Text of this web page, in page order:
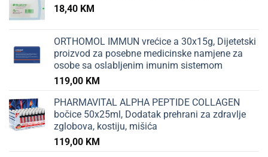
18,40 KM
ORTHOMOL IMMUN vrećice a 30x15g, Dijetetski
proizvod za posebne medicinske namjene za
osobe sa oslabljenim imunim sistemom
119,00 KM
PHARMAVITAL ALPHA PEPTIDE COLLAGEN
bočice 50x25ml, Dodatak prehrani za zdravlje
zglobova, kostiju, mišića
119,00 KM